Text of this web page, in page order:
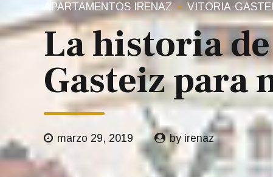
APARTAMENTOS IRENAZ VITORIA-
La historia
Gasteiz para
marzo 29, 2019 by irenaz